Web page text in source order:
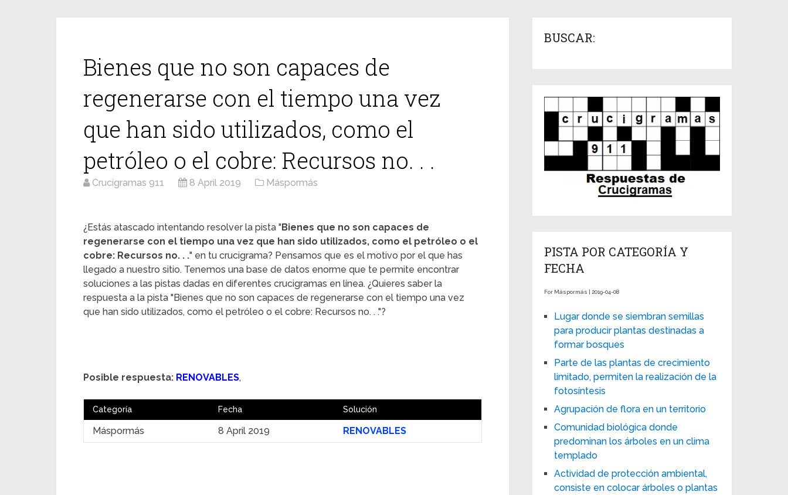
Bienes que no son capaces de
regenerarse con el tiempo una vez
que han sido utilizados, como el
petróleo o el cobre: Recursos no. . .
Crucigramas 911 8 April 2019 Máspormás
¿Estás atascado intentando resolver la pista "Bienes que no son capaces de
regenerarse con el tiempo una vez que han sido utilizados, como el petróleo o el
cobre: Recursos no. . ." en tu crucigrama? Pensamos que es el motivo por el que has
llegado a nuestro sitio. Tenemos una base de datos enorme que te permite encontrar
soluciones a las pistas dadas en diferentes crucigramas en línea. ¿Quieres saber la
respuesta a la pista "Bienes que no son capaces de regenerarse con el tiempo una vez
que han sido utilizados, como el petróleo o el cobre: Recursos no. . ."?
Posible respuesta: RENOVABLES,
Categoría Fecha Solución
Máspormás 8 April 2019 RENOVABLES
BUSCAR:
PISTA POR CATEGORÍA Y
FECHA
For Máspormás | 2019-04-08
Lugar donde se siembran semillas
para producir plantas destinadas a
formar bosques
Parte de las plantas de crecimiento
limitado, permiten la realización de la
fotosíntesis
Agrupación de flora en un territorio
Comunidad biológica donde
predominan los árboles en un clima
templado
Actividad de protección ambiental,
consiste en colocar árboles o plantas